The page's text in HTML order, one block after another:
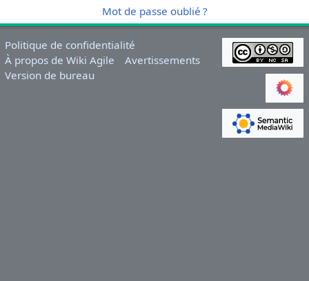
Mot de passe oublié ?
Politique de confidentialité
À propos de Wiki Agile
Avertissements
Version de bureau